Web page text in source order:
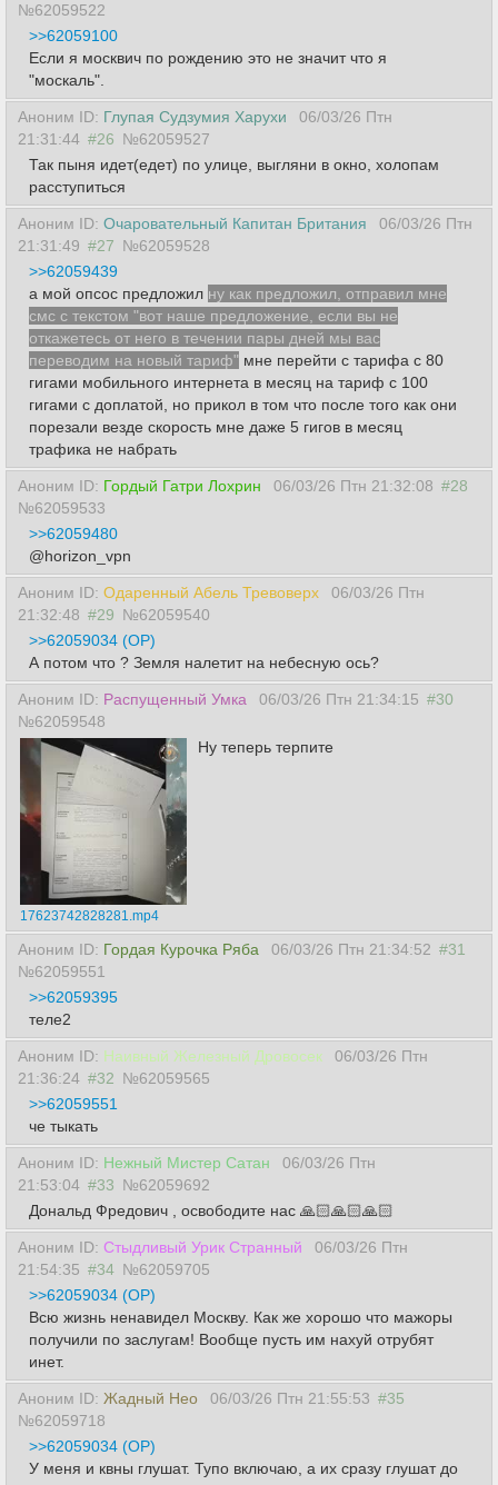
№62059522
>>62059100
Если я москвич по рождению это не значит что я
"москаль".
Аноним ID: Глупая Судзумия Харухи
06/03/26 Птн
21:31:44 #26 №62059527
Так пыня идет(едет) по улице, выгляни в окно, холопам
расступиться
Аноним ID: Очаровательный Капитан Британия
06/03/26 Птн
21:31:49 #27 №62059528
>>62059439
а мой опсос предложил ну как предложил, отправил мне
смс с текстом "вот наше предложение, если вы не
откажетесь от него в течении пары дней мы вас
переводим на новый тариф" мне перейти с тарифа с 80
гигами мобильного интернета в месяц на тариф с 100
гигами с доплатой, но прикол в том что после того как они
порезали везде скорость мне даже 5 гигов в месяц
трафика не набрать
Аноним ID: Гордый Гатри Лохрин 06/03/26 Птн 21:32:08 #28
№62059533
>>62059480
@horizon_vpn
Аноним ID: Одаренный Абель Тревоверх
06/03/26 Птн
21:32:48 #29 №62059540
>>62059034 (OP)
А потом что ? Земля налетит на небесную ось?
Аноним ID: Распущенный Умка 06/03/26 Птн 21:34:15 #30
№62059548
17623742828281.mp4
Ну теперь терпите
Аноним ID: Гордая Курочка Ряба 06/03/26 Птн 21:34:52 #31
№62059551
>>62059395
теле2
Аноним ID: Наивный Железный Дровосек
06/03/26 Птн
21:36:24 #32 №62059565
>>62059551
че тыкать
Аноним ID: Нежный Мистер Сатан
06/03/26 Птн
21:53:04 #33 №62059692
Дональд Фредович , освободите нас 🙏🏻🙏🏻🙏🏻
Аноним ID: Стыдливый Урик Странный
06/03/26 Птн
21:54:35 #34 №62059705
>>62059034 (OP)
Всю жизнь ненавидел Москву. Как же хорошо что мажоры
получили по заслугам! Вообще пусть им нахуй отрубят
инет.
Аноним ID: Жадный Нео 06/03/26 Птн 21:55:53 #35
№62059718
>>62059034 (OP)
У меня и квны глушат. Тупо включаю, а их сразу глушат до